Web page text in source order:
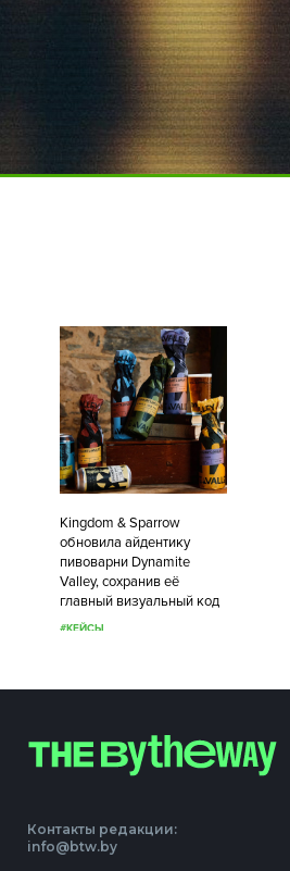
Kingdom & Sparrow
обновила айдентику
пивоварни Dynamite
Valley, сохранив её
главный визуальный код
#КЕЙСЫ
Контакты редакции:
info@btw.by